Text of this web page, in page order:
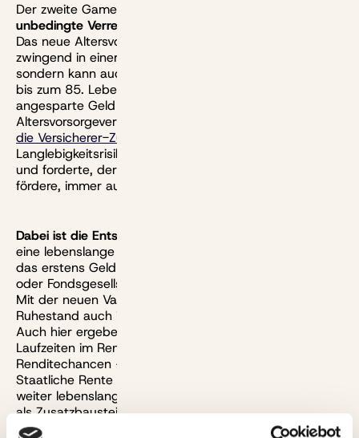
Der zweite Game-Changer liegt im
unbedingte Verrentung
Das neue Altersvorsorgedepot muss nicht mehr
zwingend in einer lebenslangen Leibrente enden,
sondern kann auch in einen Auszahlplan münden, der
bis zum 85. Lebensjahr (oder länger) läuft. Das
angesparte Geld lässt sich sogar als
Altersvorsorgevertrag weitervererben.
die Versicherer-Zunft auf den Plan
Langlebigkeitsrisiko und später Altersarmut warnte–
und forderte, der Staat müsse, wenn er Renten
fördere, immer auf lebenslangen Zahlungen beharren.
Dabei ist die Entscheidung so klug wie sinnvoll.
eine lebenslange Rente ist ein Versicherungsprodukt,
das erstens Geld kostet und das zweitens eine Bank
oder Fondsgesellschaft allein gar nicht anbieten kann.
Mit der neuen Variante kann das Geld nun im
Ruhestand auch in einen einfachen Entsparplan fließen.
Auch hier ergeben sich angesichts der langen
Laufzeiten im Rentenalter wieder deutlich höhere
Renditechancen – zu deutlich geringeren Kosten.
Staatliche Rente und Betriebsrenten fließen ohnehin
weiter lebenslang, da muss das Altersvorsorgedepot
als Zusatzbaustein nicht auch noch zwingend verrentet
werden.